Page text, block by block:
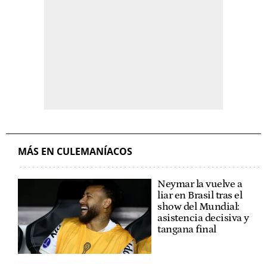
MÁS EN CULEMANÍACOS
Neymar la vuelve a
liar en Brasil tras el
show del Mundial:
asistencia decisiva y
tangana final